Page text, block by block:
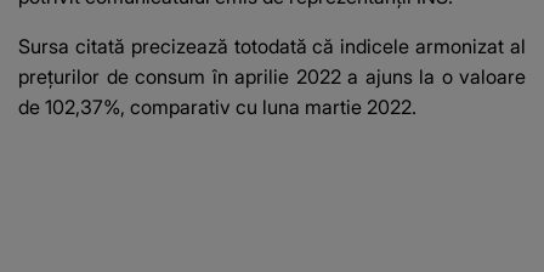
Sursa citată precizează totodată că indicele armonizat al
prețurilor de consum în aprilie 2022 a ajuns la o valoare
de 102,37%, comparativ cu luna martie 2022.